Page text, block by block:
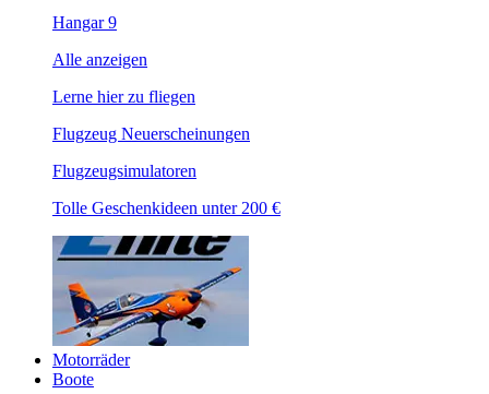
Hangar 9
Alle anzeigen
Lerne hier zu fliegen
Flugzeug Neuerscheinungen
Flugzeugsimulatoren
Tolle Geschenkideen unter 200 €
Motorräder
Boote